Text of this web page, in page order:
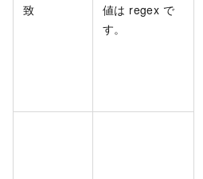
致
値は regex で
す。